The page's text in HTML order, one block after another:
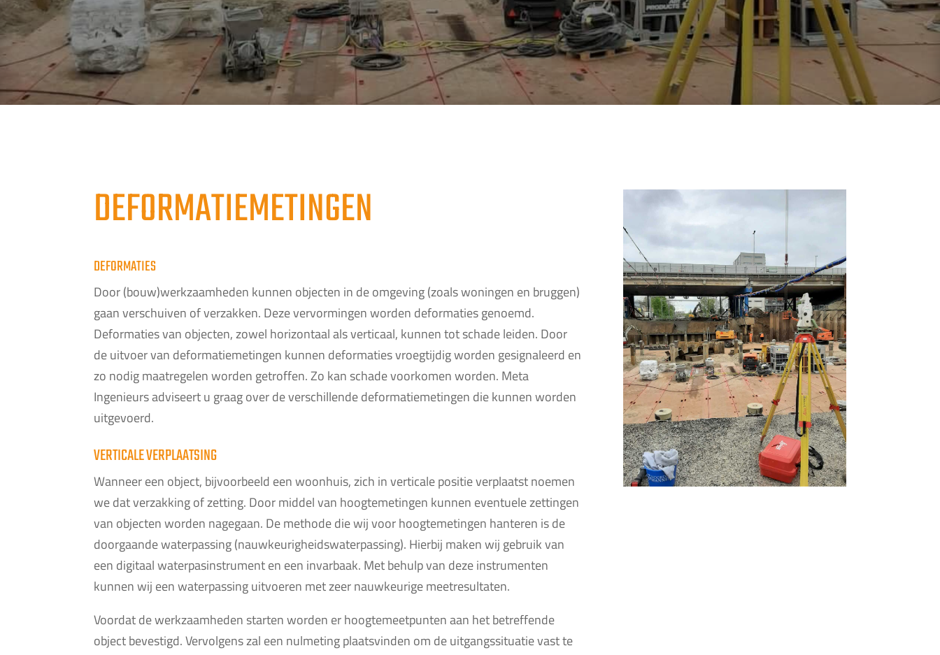
DEFORMATIEMETINGEN
DEFORMATIES
Door (bouw)werkzaamheden kunnen objecten in de omgeving (zoals woningen en bruggen)
gaan verschuiven of verzakken. Deze vervormingen worden deformaties genoemd.
Deformaties van objecten, zowel horizontaal als verticaal, kunnen tot schade leiden. Door
de uitvoer van deformatiemetingen kunnen deformaties vroegtijdig worden gesignaleerd en
zo nodig maatregelen worden getroffen. Zo kan schade voorkomen worden. Meta
Ingenieurs adviseert u graag over de verschillende deformatiemetingen die kunnen worden
uitgevoerd.
VERTICALE VERPLAATSING
Wanneer een object, bijvoorbeeld een woonhuis, zich in verticale positie verplaatst noemen
we dat verzakking of zetting. Door middel van hoogtemetingen kunnen eventuele zettingen
van objecten worden nagegaan. De methode die wij voor hoogtemetingen hanteren is de
doorgaande waterpassing (nauwkeurigheidswaterpassing). Hierbij maken wij gebruik van
een digitaal waterpasinstrument en een invarbaak. Met behulp van deze instrumenten
kunnen wij een waterpassing uitvoeren met zeer nauwkeurige meetresultaten.
Voordat de werkzaamheden starten worden er hoogtemeetpunten aan het betreffende
object bevestigd. Vervolgens zal een nulmeting plaatsvinden om de uitgangssituatie vast te